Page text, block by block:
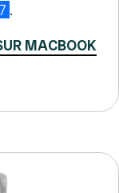
.
MACBOOK